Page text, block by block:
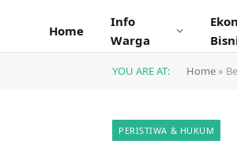
Home
Info
Warga
YOU ARE AT: Home »
PERISTIWA & HUKUM